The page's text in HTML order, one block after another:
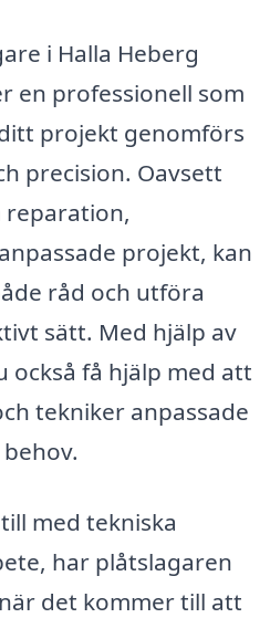
i Halla Heberg
en professionell som
projekt genomförs
precision. Oavsett
reparation,
projekt, kan
råd och utföra
sätt. Med hjälp av
också få hjälp med att
tekniker anpassade
med tekniska
har plåtslagaren
det kommer till att